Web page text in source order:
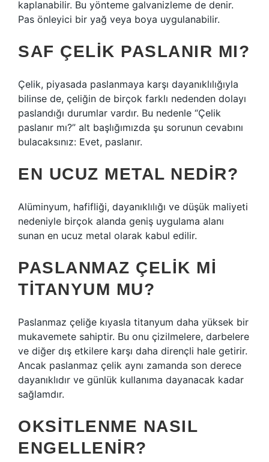
kaplanabilir. Bu yönteme galvanizleme de denir.
Pas önleyici bir yağ veya boya uygulanabilir.
SAF ÇELIK PASLANIR MI?
Çelik, piyasada paslanmaya karşı dayanıklılığıyla
bilinse de, çeliğin de birçok farklı nedenden dolayı
paslandığı durumlar vardır. Bu nedenle “Çelik
paslanır mı?” alt başlığımızda şu sorunun cevabını
bulacaksınız: Evet, paslanır.
EN UCUZ METAL NEDIR?
Alüminyum, hafifliği, dayanıklılığı ve düşük maliyeti
nedeniyle birçok alanda geniş uygulama alanı
sunan en ucuz metal olarak kabul edilir.
PASLANMAZ ÇELIK MI
TITANYUM MU?
Paslanmaz çeliğe kıyasla titanyum daha yüksek bir
mukavemete sahiptir. Bu onu çizilmelere, darbelere
ve diğer dış etkilere karşı daha dirençli hale getirir.
Ancak paslanmaz çelik aynı zamanda son derece
dayanıklıdır ve günlük kullanıma dayanacak kadar
sağlamdır.
OKSITLENME NASIL
ENGELLENIR?